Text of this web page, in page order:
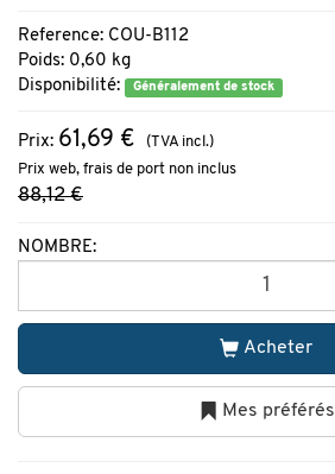
Reference: COU-B112
Poids: 0,60 kg
Disponibilité:
Généralement de stock
Prix: 61,69 €
(TVA incl.)
Prix web, frais de port non inclus
88,12 €
NOMBRE:
Acheter
Mes préférés